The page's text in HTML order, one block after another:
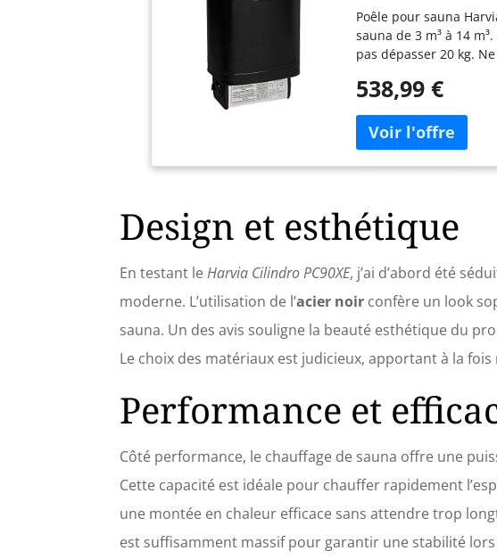
Poêle pour sauna
sauna de 3 m³ à 14
pas dépasser 20 kg.
extérieur noir robuste.
kW | Taille min. : 7 m³
12 m³ | Sauna, min.
1900 mm - Câble de
Profondeur : 290 mm –
max. : 20 kg
538,99 €
Design et esthétique
En testant leHarvia Cilindro PC90XE, j’ai d’abord été
moderne. L’utilisation de l’acier noir confère un look
sauna. Un des avis souligne la beauté esthétique du
Le choix des matériaux est judicieux, apportant à la
Performance et
Côté performance, le chauffage de sauna offre une
Cette capacité est idéale pour chauffer rapidement
une montée en chaleur efficace sans attendre trop
est suffisamment massif pour garantir une stabilité lors